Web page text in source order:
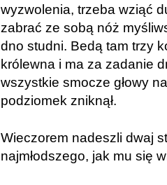
wyzwolenia, trzeba wziąć
zabrać ze sobą nóż
dno studni. Bedą tam trzy
królewna i ma za zadanie
wszystkie smocze głowy
podziomek zniknął.
Wieczorem nadeszli dwaj
najmłodszego, jak mu się